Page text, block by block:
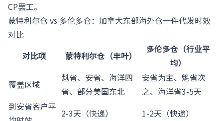
CP罢工。
蒙特利尔仓 vs 多伦多仓：加拿大东部海外仓一件代发时效
对比
对比项
蒙特利尔仓（丰叶）
多伦多仓（行业平
均）
覆盖区域
魁省、安省、海洋四
省、部分美国东北
安省为主、魁省次
之、海洋省3-5天
到安省客户平
2-3天（快递）
1-2天（快递）